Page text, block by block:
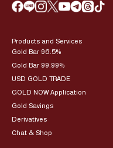
Products and Services
Gold Bar 96.5%
Gold Bar 99.99%
USD GOLD TRADE
GOLD NOW Application
Gold Savings
Derivatives
Chat & Shop